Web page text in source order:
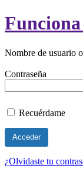
Nombre de usuario
Contraseña
Recuérdame
¿Olvidaste tu